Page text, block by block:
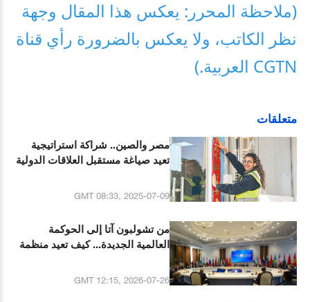
(ملاحظة المحرر: يعكس هذا المقال وجهة
نظر الكاتب، ولا يعكس بالضرورة رأي قناة
CGTN العربية.)
متعلقات
مصر والصين.. شراكة استراتيجية
تعيد صياغة مستقبل العلاقات الدولية
GMT 08:33, 2025-07-09
من تشولبون آتا إلى الحوكمة
العالمية الجديدة... كيف تعيد منظمة
التعاون الدولي؟
GMT 12:15, 2026-07-26